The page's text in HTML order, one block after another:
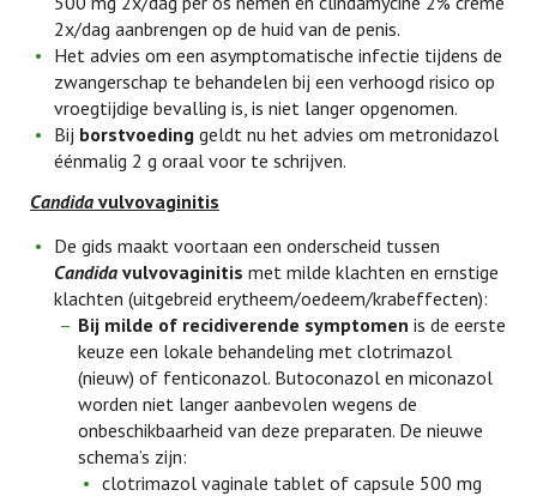
2x/dag aanbrengen op de huid van de penis.
Het advies om een asymptomatische infectie tijdens de
zwangerschap te behandelen bij een verhoogd risico op
vroegtijdige bevalling is, is niet langer opgenomen.
Bij borstvoeding geldt nu het advies om metronidazol
éénmalig 2 g oraal voor te schrijven.
Candida vulvovaginitis
De gids maakt voortaan een onderscheid tussen
Candida vulvovaginitis met milde klachten en ernstige
klachten (uitgebreid erytheem/oedeem/krabeffecten):
Bij milde of recidiverende symptomen is de eerste
keuze een lokale behandeling met clotrimazol
(nieuw) of fenticonazol. Butoconazol en miconazol
worden niet langer aanbevolen wegens de
onbeschikbaarheid van deze preparaten. De nieuwe
schema’s zijn:
clotrimazol vaginale tablet of capsule 500 mg